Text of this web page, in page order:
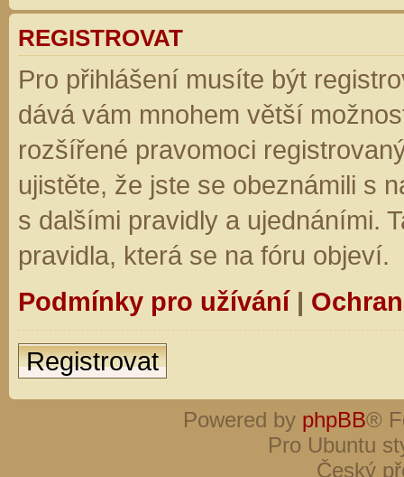
REGISTROVAT
Pro přihlášení musíte být
dává vám mnohem větší
rozšířené pravomoci
ujistěte, že jste se obeznámili s
s dalšími pravidly a ujednáními.
pravidla, která se na fóru objeví.
Podmínky pro užívání|
Registrovat
Powered by phpBB®
Pro Ubuntu
Český